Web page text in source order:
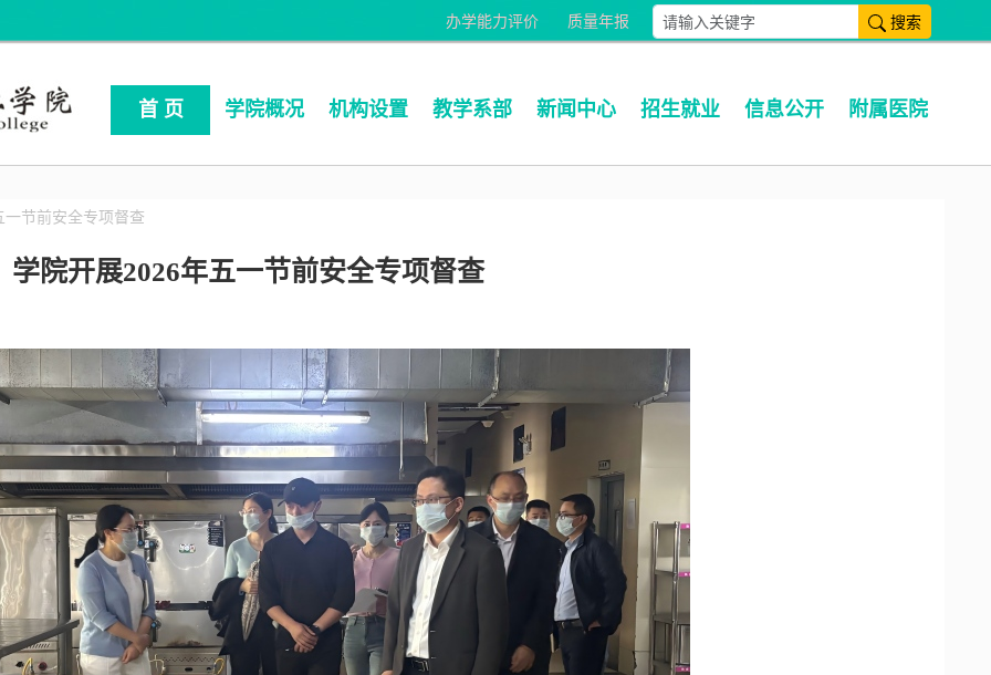
搜索
质量年报
办学能力评价
首 页 学院概况 机构设置 教学系部 新闻中心 招生就业 信息公开 附属医院
一节前安全专项督查
学院开展2026年五一节前安全专项督查